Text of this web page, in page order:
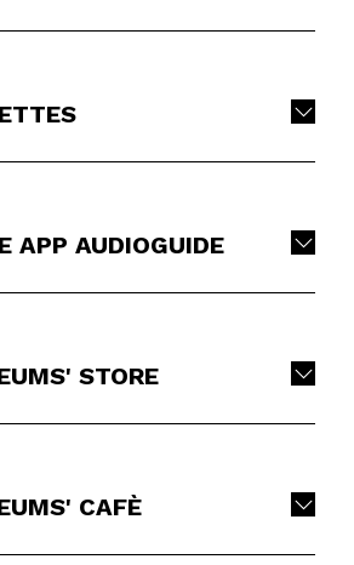
APP AUDIOGUIDE
STORE
CAFÈ